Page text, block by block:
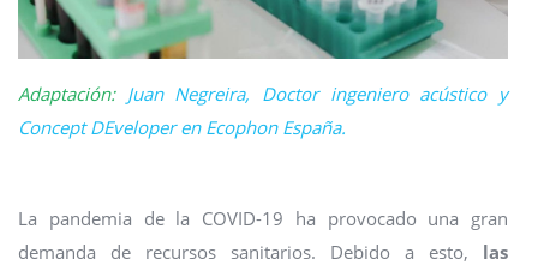
Adaptación: Juan Negreira, Doctor ingeniero acústico y
Concept DEveloper en Ecophon España.
La pandemia de la COVID-19 ha provocado una gran
demanda de recursos sanitarios. Debido a esto, las